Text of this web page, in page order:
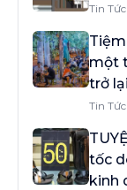
Tin Tức
một
trở
Tin Tức
tốc
kinh